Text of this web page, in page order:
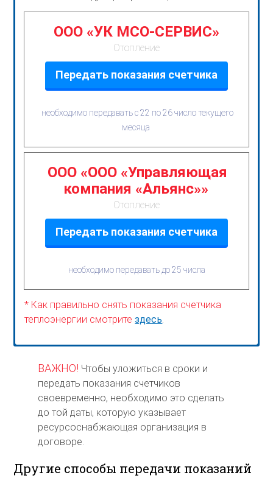
ООО «УК МСО-СЕРВИС»
Отопление
Передать показания счетчика
необходимо передавать с 22 по 26 число текущего
месяца
ООО «ООО «Управляющая
компания «Альянс»»
Отопление
Передать показания счетчика
необходимо передавать до 25 числа
* Как правильно снять показания счетчика
теплоэнергии смотритездесь
ВАЖНО! Чтобы уложиться в сроки и
передать показания счетчиков
своевременно, необходимо это сделать
до той даты, которую указывает
ресурсоснабжающая организация в
договоре.
Другие способы передачи показаний